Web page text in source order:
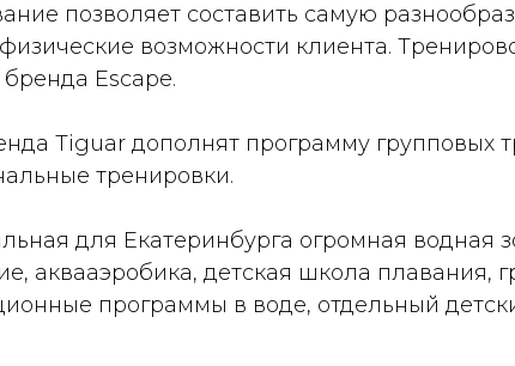
позволяет составить самую
возможности клиента.
Escape.
Tiguar дополнят программу групповых
тренировки.
для Екатеринбурга огромная водная
аквааэробика, детская школа плавания,
программы в воде, отдельный